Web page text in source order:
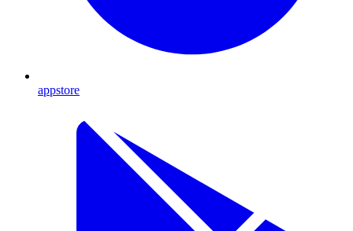
appstore